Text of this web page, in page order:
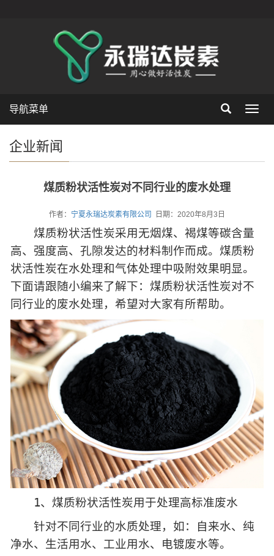
导航菜单
企业新闻
煤质粉状活性炭对不同行业的废水处理
作者： 宁夏永瑞达炭素有限公司 日期：2020年8月3日
煤质粉状活性炭采用无烟煤、褐煤等碳含量
高、强度高、孔隙发达的材料制作而成。煤质粉
状活性炭在水处理和气体处理中吸附效果明显。
下面请跟随小编来了解下：煤质粉状活性炭对不
同行业的废水处理，希望对大家有所帮助。
1、煤质粉状活性炭用于处理高标准废水
针对不同行业的水质处理，如：自来水、纯
净水、生活用水、工业用水、电镀废水等。